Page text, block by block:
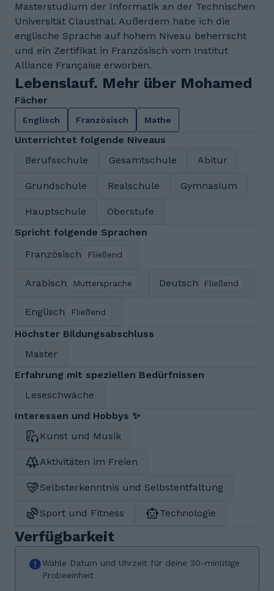
Masterstudium der Informatik an der Technischen
Universität Clausthal. Außerdem habe ich die
englische Sprache auf hohem Niveau beherrscht
und ein Zertifikat in Französisch vom Institut
Alliance Française erworben.
Lebenslauf. Mehr über Mohamed
Fächer
Englisch Französisch Mathe
Unterrichtet folgende Niveaus
Berufsschule
Gesamtschule Abitur
Grundschule Realschule Gymnasium
Hauptschule
Oberstufe
Spricht folgende Sprachen
Französisch
Fließend
Arabisch Muttersprache Deutsch Fließend
Englisch Fließend
Höchster Bildungsabschluss
Master
Erfahrung mit speziellen Bedürfnissen
Leseschwäche
Interessen und Hobbys ✨
Kunst und Musik
Aktivitäten im Freien
Selbsterkenntnis und Selbstentfaltung
Sport und Fitness Technologie
Verfügbarkeit
Wähle Datum und Uhrzeit für deine 30-minütige
Probeeinheit